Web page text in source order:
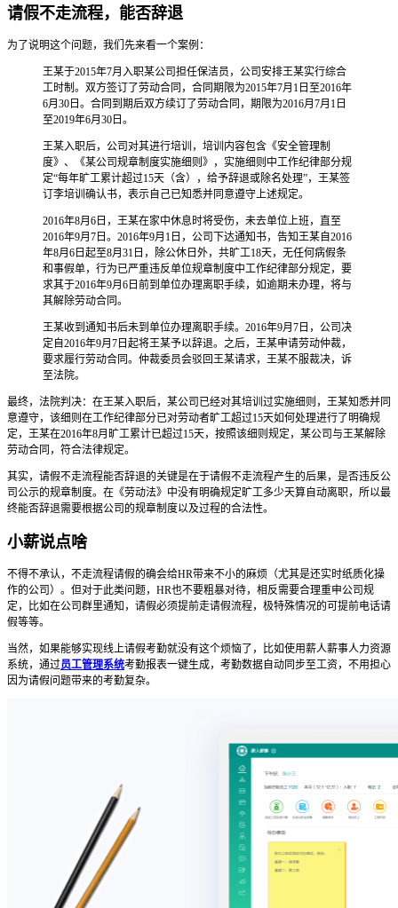
请假不走流程，能否辞退
为了说明这个问题，我们先来看一个案例：
王某于2015年7月入职某公司担任保洁员，公司安排王某实行综合
工时制。双方签订了劳动合同，合同期限为2015年7月1日至2016年
6月30日。合同到期后双方续订了劳动合同，期限为2016月7月1日
至2019年6月30日。
王某入职后，公司对其进行培训，培训内容包含《安全管理制
度》、《某公司规章制度实施细则》，实施细则中工作纪律部分规
定“每年旷工累计超过15天（含），给予辞退或除名处理”，王某签
订李培训确认书，表示自己已知悉并同意遵守上述规定。
2016年8月6日，王某在家中休息时将受伤，未去单位上班，直至
2016年9月7日。2016年9月1日，公司下达通知书，告知王某自2016
年8月6日起至8月31日，除公休日外，共旷工18天，无任何病假条
和事假单，行为已严重违反单位规章制度中工作纪律部分规定，要
求其于2016年9月6日前到单位办理离职手续，如逾期未办理，将与
其解除劳动合同。
王某收到通知书后未到单位办理离职手续。2016年9月7日，公司决
定自2016年9月7日起将王某予以辞退。之后，王某申请劳动仲裁，
要求履行劳动合同。仲裁委员会驳回王某请求，王某不服裁决，诉
至法院。
最终，法院判决：在王某入职后，某公司已经对其培训过实施细则，王某知悉并同
意遵守，该细则在工作纪律部分已对劳动者旷工超过15天如何处理进行了明确规
定，王某在2016年8月旷工累计已超过15天，按照该细则规定，某公司与王某解除
劳动合同，符合法律规定。
其实，请假不走流程能否辞退的关键是在于请假不走流程产生的后果，是否违反公
司公示的规章制度。在《劳动法》中没有明确规定旷工多少天算自动离职，所以最
终能否辞退需要根据公司的规章制度以及过程的合法性。
小薪说点啥
不得不承认，不走流程请假的确会给HR带来不小的麻烦（尤其是还实时纸质化操
作的公司）。但对于此类问题，HR也不要粗暴对待，相反需要合理重申公司规
定，比如在公司群里通知，请假必须提前走请假流程，极特殊情况的可提前电话请
假等等。
当然，如果能够实现线上请假考勤就没有这个烦恼了，比如使用薪人薪事人力资源
系统，通过员工管理系统考勤报表一键生成，考勤数据自动同步至工资，不用担心
因为请假问题带来的考勤复杂。